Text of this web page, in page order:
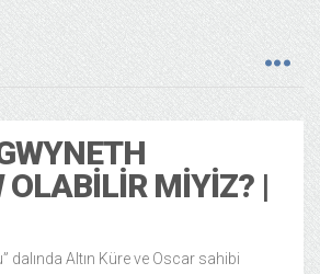
OLABILIR MIYIZ? |
dalında Altın Küre ve Oscar sahibi